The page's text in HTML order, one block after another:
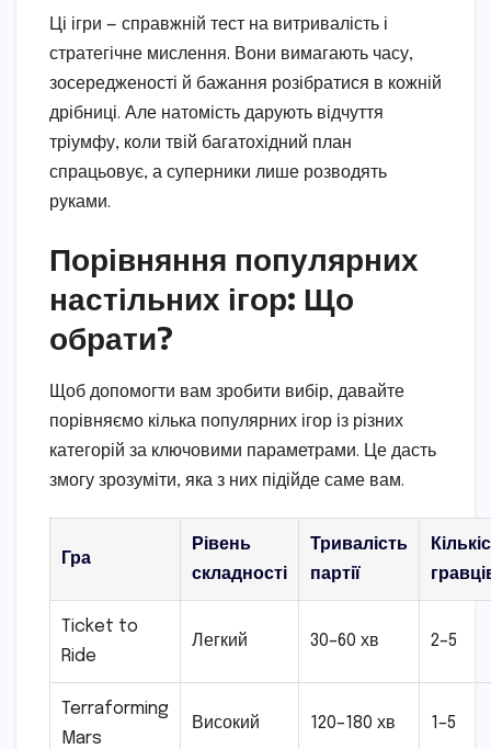
Ці ігри — справжній тест на витривалість і
стратегічне мислення. Вони вимагають часу,
зосередженості й бажання розібратися в кожній
дрібниці. Але натомість дарують відчуття
тріумфу, коли твій багатохідний план
спрацьовує, а суперники лише розводять
руками.
Порівняння популярних
настільних ігор: Що
обрати?
Щоб допомогти вам зробити вибір, давайте
порівняємо кілька популярних ігор із різних
категорій за ключовими параметрами. Це дасть
змогу зрозуміти, яка з них підійде саме вам.
Гра
Рівень
складності
Тривалість
партії
Ticket to
Ride
Легкий 30–60 хв 2–5
Terraforming
Mars
Високий 120–180 хв 1–5